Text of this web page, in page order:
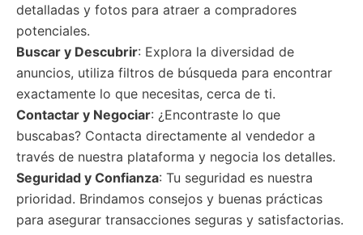
detalladas y fotos para atraer a compradores
potenciales.
Buscar y Descubrir: Explora la diversidad de
anuncios, utiliza filtros de búsqueda para encontrar
exactamente lo que necesitas, cerca de ti.
Contactar y Negociar: ¿Encontraste lo que
buscabas? Contacta directamente al vendedor a
través de nuestra plataforma y negocia los detalles.
Seguridad y Confianza: Tu seguridad es nuestra
prioridad. Brindamos consejos y buenas prácticas
para asegurar transacciones seguras y satisfactorias.